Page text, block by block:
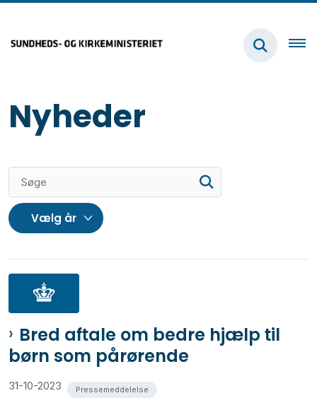
Nyheder
Bred aftale om bedre hjælp til
børn som pårørende
31-10-2023 Pressemeddelelse